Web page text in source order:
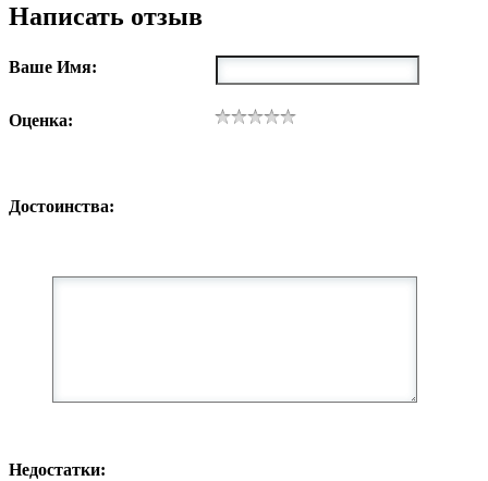
Написать отзыв
Ваше Имя:
Оценка:
Достоинства:
Недостатки: